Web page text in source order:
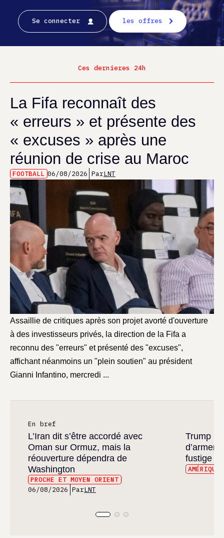
Se connecter les offres
Ces dernieres 24h
La Fifa reconnaît des
« erreurs » et présente des
« excuses » après une
réunion de crise au Maroc
FOOTBALL 06/08/2026 ParLNT
Assaillie de critiques après son projet avorté d'ouverture
à des investisseurs privés, la direction de la Fifa a
reconnu des "erreurs" et présenté des "excuses",
affichant néanmoins un "plein soutien" au président
Gianni Infantino, mercredi ...
En bref
L’Iran dit s’être accordé avec
Oman sur Ormuz, mais la
réouverture dépendra de
Washington
PROCHE ET MOYEN ORIENT
06/08/2026 ParLNT
Trump
fustige
AMÉRIQUES